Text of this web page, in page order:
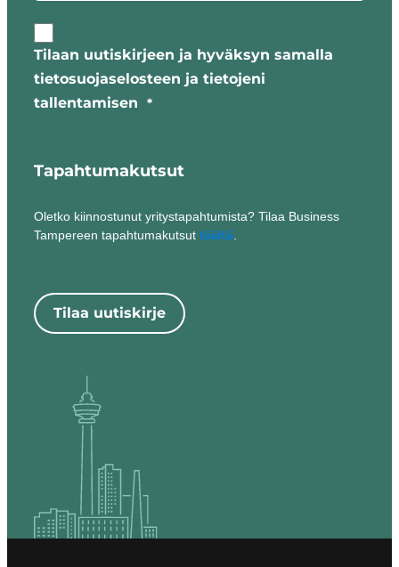
Tilaan uutiskirjeen ja hyväksyn samalla
tietosuojaselosteen ja tietojeni
tallentamisen
*
Tapahtumakutsut
Oletko kiinnostunut yritystapahtumista? Tilaa Business
Tampereen tapahtumakutsut täältä.
Tilaa uutiskirje